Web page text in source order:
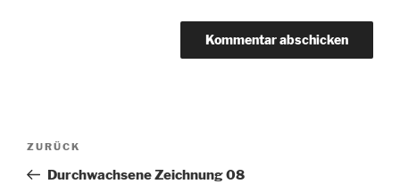
Beitragsnavigation
Vorheriger
Beitrag
ZURÜCK
Durchwachsene Zeichnung 08